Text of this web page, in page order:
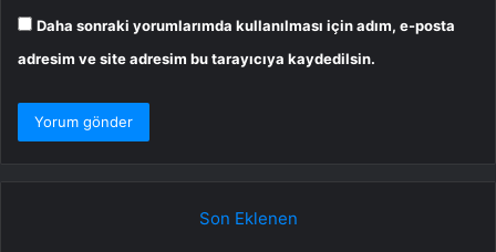
Daha sonraki yorumlarımda kullanılması için adım, e-posta
adresim ve site adresim bu tarayıcıya kaydedilsin.
Son Eklenen